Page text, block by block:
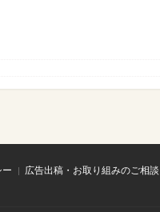
ー
広告出稿・お取り組みのご相